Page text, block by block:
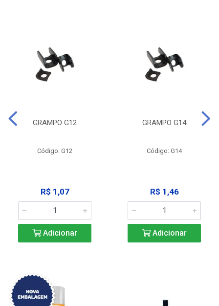
GRAMPO G12
Código: G12
R$ 1,07
Adicionar
GRAMPO G14
Código: G14
R$ 1,46
Adicionar